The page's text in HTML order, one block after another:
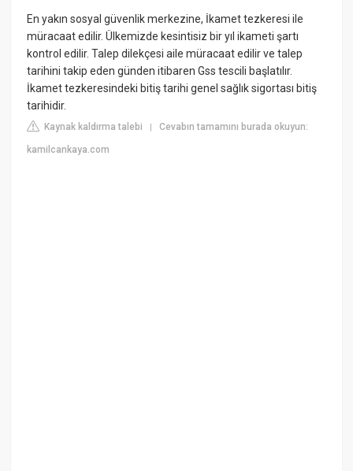
En yakın sosyal güvenlik merkezine, İkamet tezkeresi ile
müracaat edilir. Ülkemizde kesintisiz bir yıl ikameti şartı
kontrol edilir. Talep dilekçesi aile müracaat edilir ve talep
tarihini takip eden günden itibaren Gss tescili başlatılır.
İkamet tezkeresindeki bitiş tarihi genel sağlık sigortası bitiş
tarihidir.
Kaynak kaldırma talebi |Cevabın tamamını burada okuyun:
kamilcankaya.com